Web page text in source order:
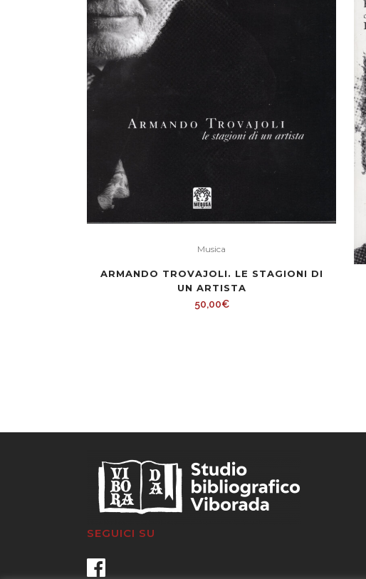
Musica
ARMANDO TROVAJOLI. LE STAGIONI DI
UN ARTISTA
50,00€
SEGUICI SU